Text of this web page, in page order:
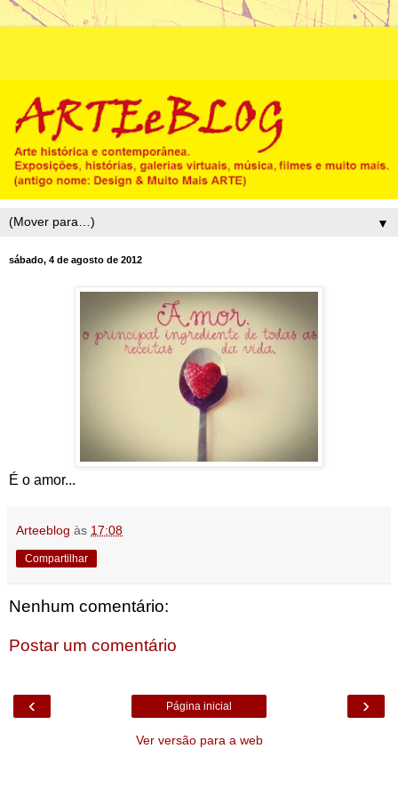
▼
sábado, 4 de agosto de 2012
É o amor...
Arteeblog às 17:08
Compartilhar
Nenhum comentário:
Postar um comentário
‹ ›
Página inicial
Ver versão para a web